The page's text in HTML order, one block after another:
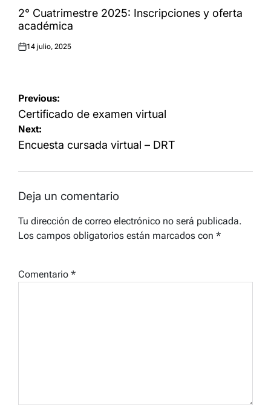
IN
2° Cuatrimestre 2025: Inscripciones y oferta
académica
Posted
14 julio, 2025
Navegación
de
entradas
Previous:
Certificado de examen virtual
Next:
Encuesta cursada virtual – DRT
Deja un comentario
Tu dirección de correo electrónico no será publicada.
Los campos obligatorios están marcados con *
Comentario *